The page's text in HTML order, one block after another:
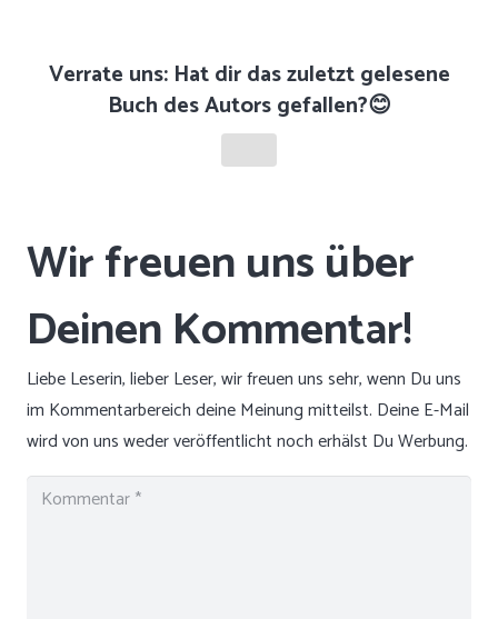
Verrate uns: Hat dir das zuletzt gelesene
Buch des Autors gefallen?😊
Liebe Leserin, lieber Leser, wir freuen uns sehr, wenn Du uns
im Kommentarbereich deine Meinung mitteilst. Deine E-Mail
wird von uns weder veröffentlicht noch erhälst Du Werbung.